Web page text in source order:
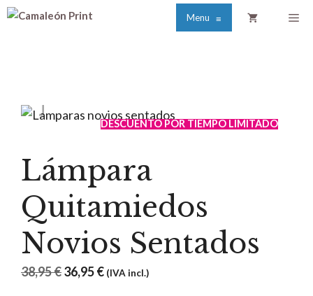
Saltar
Menu ≡
DESCUENTO POR TIEMPO LIMITADO
Lámpara
Quitamiedos
Novios Sentados
38,95€El
36,95€El
(IVA incl.)